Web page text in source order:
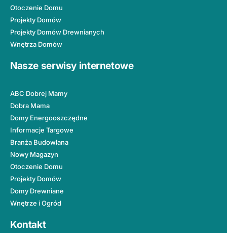
Otoczenie Domu
Projekty Domów
Projekty Domów Drewnianych
Wnętrza Domów
Nasze serwisy internetowe
ABC Dobrej Mamy
Dobra Mama
Domy Energooszczędne
Informacje Targowe
Branża Budowlana
Nowy Magazyn
Otoczenie Domu
Projekty Domów
Domy Drewniane
Wnętrze i Ogród
Kontakt